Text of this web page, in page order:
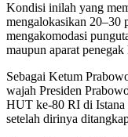
Kondisi inilah yang
mengalokasikan 20–30
mengakomodasi
maupun aparat penegak
Sebagai Ketum
wajah Presiden
HUT ke-80 RI di Istana
setelah dirinya